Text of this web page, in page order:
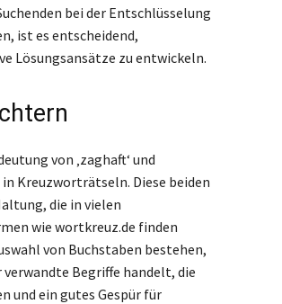
bei der Entschlüsselung
ist es entscheidend,
Lösungsansätze zu entwickeln.
von ‚zaghaft‘ und
Kreuzworträtseln. Diese beiden
die in vielen
wie wortkreuz.de finden
von Buchstaben bestehen,
verwandte Begriffe handelt, die
und ein gutes Gespür für